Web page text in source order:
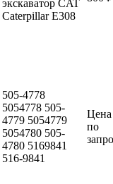
экскаватор CAT
Caterpillar E308
505-4778
5054778 505-
4779 5054779
5054780 505-
4780 5169841
516-9841
Цена
по